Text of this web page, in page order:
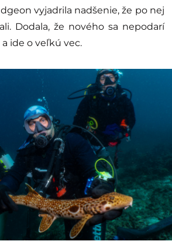
vyjadrila nadšenie, že po nej
Dodala, že nového sa nepodarí
ide o veľkú vec.